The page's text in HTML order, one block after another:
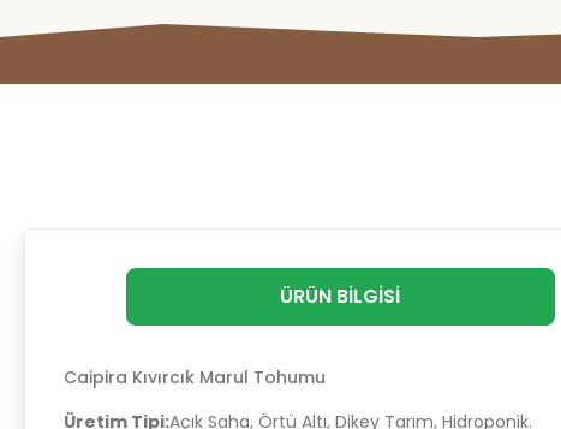
ÜRÜN BILGISI
Caipira Kıvırcık Marul Tohumu
Üretim Tipi:Açık Saha, Örtü Altı, Dikey Tarım, Hidroponik.